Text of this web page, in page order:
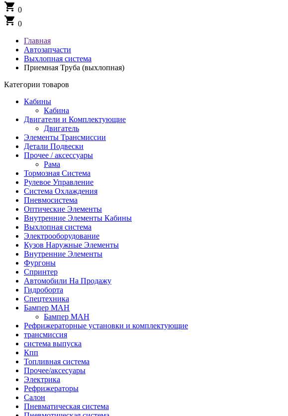
shopping_cart 0
shopping_cart 0
Главная
Автозапчасти
Выхлопная система
Приемная Труба (выхлопная)
Категории товаров
Кабины
Кабина
Двигатели и Комплектующие
Двигатель
Элементы Трансмиссии
Детали Подвески
Прочее / аксессуары
Рама
Тормозная Система
Рулевое Управление
Система Охлаждения
Пневмосистема
Оптические Элементы
Внутренние Элементы Кабины
Выхлопная система
Электрооборудование
Кузов Наружные Элементы
Внутренние Элементы
Фургоны
Спринтер
Автомобили На Продажу
Гидроборта
Спецтехника
Бампер МАН
Бампер МАН
Рефрижераторные установки и комплектующие
трансмиссия
система выпуска
Кпп
Топливная система
Прочее/аксесуары
Электрика
Рефрижераторы
Салон
Пневматическая система